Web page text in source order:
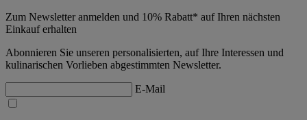
Zum Newsletter anmelden und 10% Rabatt* auf Ihren nächsten
Einkauf erhalten
Abonnieren Sie unseren personalisierten, auf Ihre Interessen und
kulinarischen Vorlieben abgestimmten Newsletter.
E-Mail